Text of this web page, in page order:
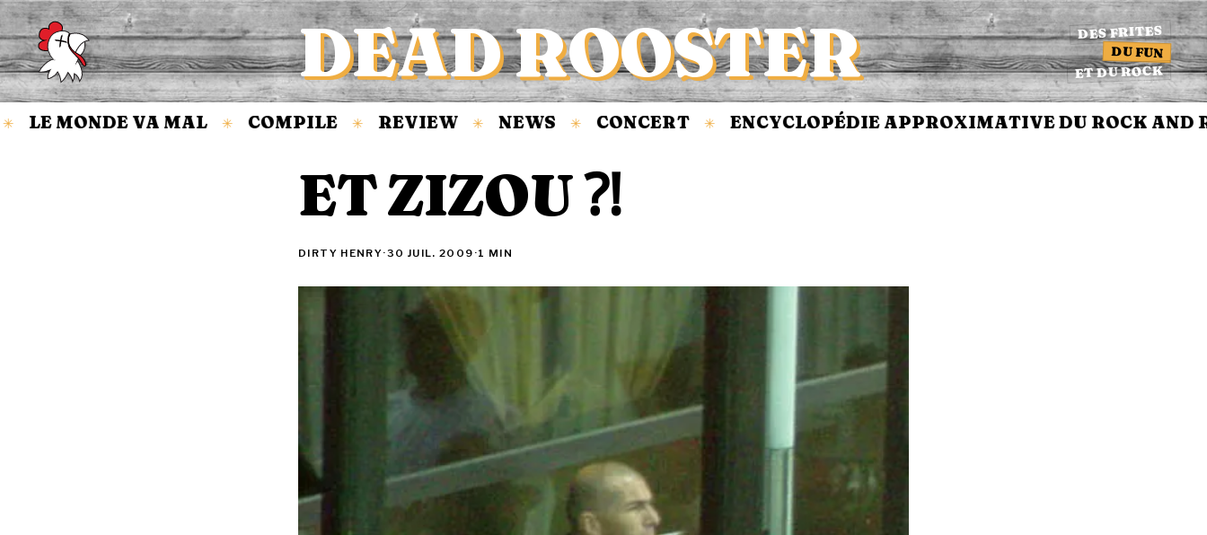
Accueil DEAD ROOSTER DES FRITES
DU FUN
ET DU ROCK
MONDE VA MAL ✳ COMPILE ✳ REVIEW ✳ NEWS ✳ CONCERT ✳ ENCYCLOPÉDIE APPROXIMATIVE DU ROCK AND
ET ZIZOU ⁈
DIRTY HENRY·30 JUIL. 2009 ·1 MIN